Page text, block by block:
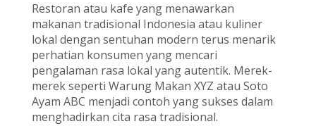
Restoran atau kafe yang menawarkan
makanan tradisional Indonesia atau kuliner
lokal dengan sentuhan modern terus menarik
perhatian konsumen yang mencari
pengalaman rasa lokal yang autentik. Merek-
merek seperti Warung Makan XYZ atau Soto
Ayam ABC menjadi contoh yang sukses dalam
menghadirkan cita rasa tradisional.